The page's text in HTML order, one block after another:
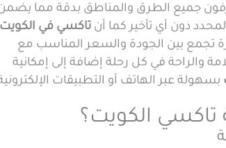
جميع الطرق والمناطق بدقة مما
دون أي تأخير كما أن تاكسي في الكويت
تجمع بين الجودة والسعر المناسب مع
والراحة في كل رحلة إضافة إلى إمكانية
بسهولة عبر الهاتف أو التطبيقات
الكويت؟